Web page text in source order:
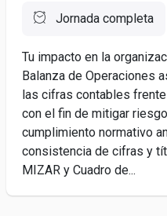
Jornada completa
Tu impacto en la
Balanza de Operaciones
las cifras contables
con el fin de mitigar
cumplimiento normativo
consistencia de cifras y
MIZAR y Cuadro de...